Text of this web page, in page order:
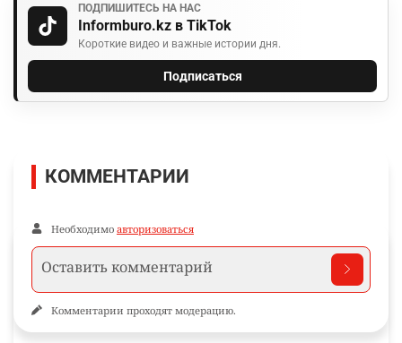
ПОДПИШИТЕСЬ НА НАС
Informburo.kz в TikTok
Короткие видео и важные истории дня.
Подписаться
КОММЕНТАРИИ
Необходимо авторизоваться
Комментарии проходят модерацию.